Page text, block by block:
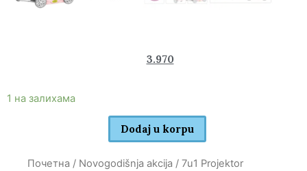
3.970
1 на залихама
Dodaj u korpu
Почетна / Novogodišnja akcija / 7u1 Projektor